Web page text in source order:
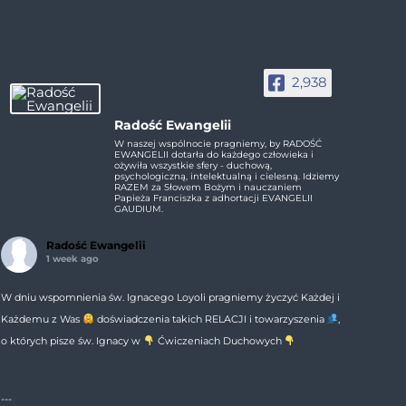
2,938
Radość Ewangelii
W naszej wspólnocie pragniemy, by RADOŚĆ
EWANGELII dotarła do każdego człowieka i
ożywiła wszystkie sfery - duchową,
psychologiczną, intelektualną i cielesną. Idziemy
RAZEM za Słowem Bożym i nauczaniem
Papieża Franciszka z adhortacji EVANGELII
GAUDIUM.
Radość Ewangelii
1 week ago
W dniu wspomnienia św. Ignacego Loyoli pragniemy życzyć Każdej i
Każdemu z Was
doświadczenia takich RELACJI i towarzyszenia
,
o których pisze św. Ignacy w
Ćwiczeniach Duchowych
---